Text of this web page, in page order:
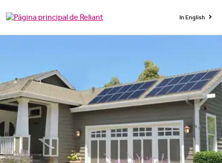
In English